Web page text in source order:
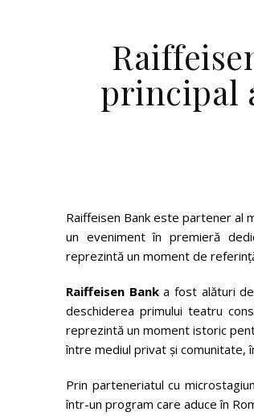
principal
Raiffeisen Bank este partener al
un eveniment în premieră
reprezintă un moment de
Raiffeisen Banka fost alături de
deschiderea primului teatru
reprezintă un moment istoric
între mediul privat și comunitate,
Prin parteneriatul cu
într-un program care aduce în